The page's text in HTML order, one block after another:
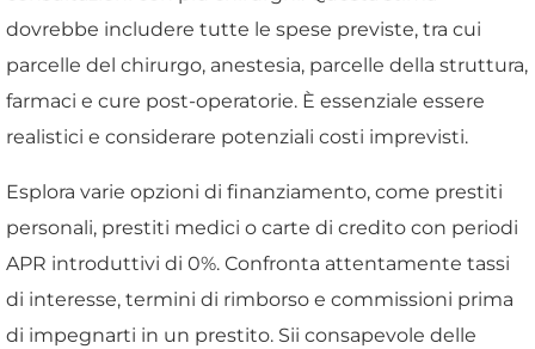
dovrebbe includere tutte le spese previste, tra cui
parcelle del chirurgo, anestesia, parcelle della struttura,
farmaci e cure post-operatorie. È essenziale essere
realistici e considerare potenziali costi imprevisti.
Esplora varie opzioni di finanziamento, come prestiti
personali, prestiti medici o carte di credito con periodi
APR introduttivi di 0%. Confronta attentamente tassi
di interesse, termini di rimborso e commissioni prima
di impegnarti in un prestito. Sii consapevole delle